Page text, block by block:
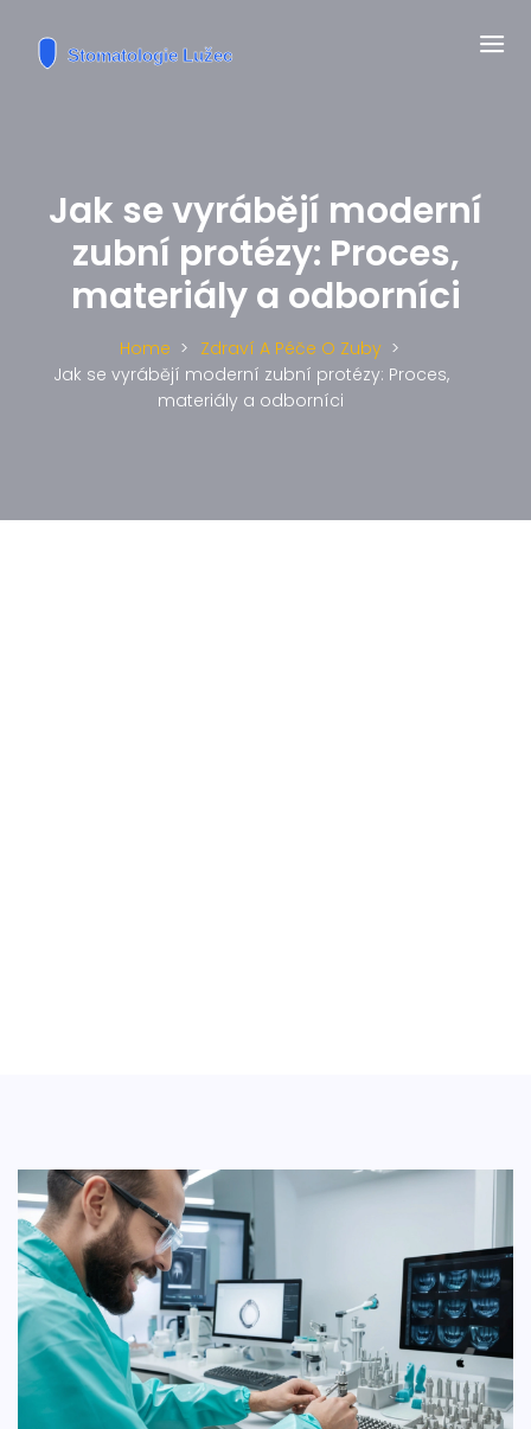
Jak se vyrábějí moderní
zubní protézy: Proces,
materiály a odborníci
Home
Zdraví A Péče O Zuby
Jak se vyrábějí moderní zubní protézy: Proces,
materiály a odborníci